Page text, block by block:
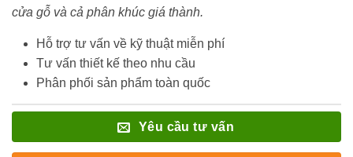
cửa gỗ và cả phân khúc giá thành.
Hỗ trợ tư vấn về kỹ thuật miễn phí
Tư vấn thiết kế theo nhu cầu
Phân phối sản phẩm toàn quốc
Yêu cầu tư vấn